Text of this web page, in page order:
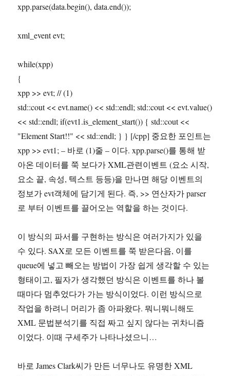
xpp.parse(data.begin(), data.end());
xml_event evt;
while(xpp)
{
xpp >> evt; // (1)
std::cout << evt.name() << std::endl; std::cout << evt.value()
<< std::endl; if(evt1.is_element_start()) { std::cout <<
"Element Start!!" << std::endl; } } [/cpp] 중요한 포인트는
xpp >> evt1; – 바로 (1)줄 – 이다. xpp.parse()를 통해 받
아온 데이터를 쭉 보다가 XML관련이벤트 (요소 시작,
요소 끝, 속성, 텍스트 등등)을 만나면 해당 이벤트의
정보가 evt객체에 담기게 된다. 즉, >> 연산자가 parser
로 부터 이벤트를 끌어오는 역할을 하는 것이다.
이 방식의 파서를 구현하는 방식은 여러가지가 있을
수 있다. SAX로 모든 이벤트를 쭉 받은다음, 이를
queue에 넣고 빼오는 방법이 가장 쉽게 생각할 수 있는
형태이고, 필자가 생각했던 방식은 이벤트를 하나 볼
때마다 멈추었다가 가는 방식이었다. 이런 방식으로
작업을 하려니 머리가 좀 아파왔다. 뭐니뭐니해도
XML 문법분석기를 직접 짜고 싶지 않다는 귀차니즘
이었다. 이때 구세주가 나타나셨으니…
바로 James Clark씨가 만든 너무나도 유명한 XML